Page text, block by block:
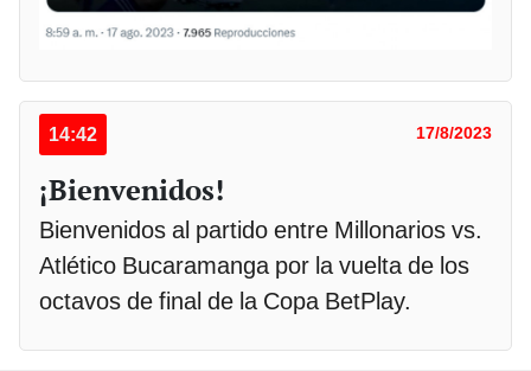
14:42 17/8/2023
¡Bienvenidos!
Bienvenidos al partido entre Millonarios vs.
Atlético Bucaramanga por la vuelta de los
octavos de final de la Copa BetPlay.